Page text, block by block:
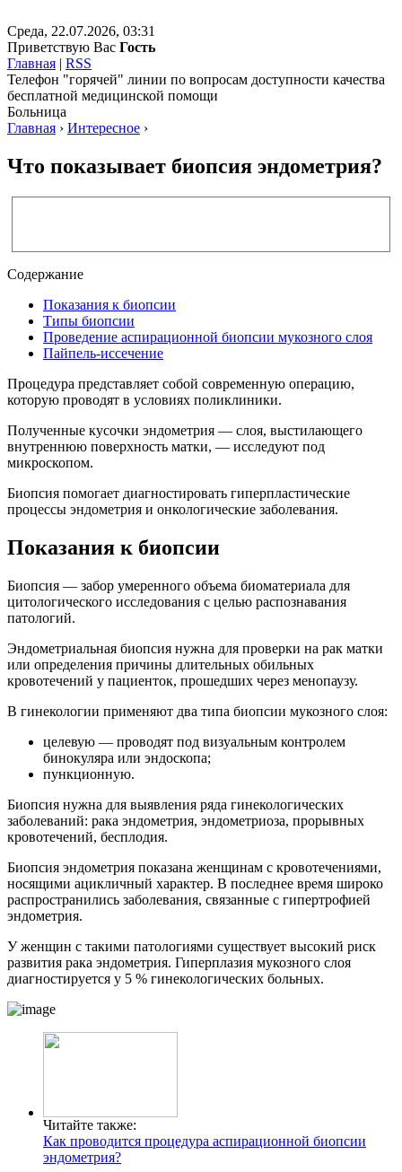
Среда, 22.07.2026, 03:31
Приветствую Вас Гость
Главная | RSS
Телефон "горячей" линии по вопросам доступности качества
бесплатной медицинской помощи
Больница
Главная › Интересное ›
Что показывает биопсия эндометрия?
Содержание
Показания к биопсии
Типы биопсии
Проведение аспирационной биопсии мукозного слоя
Пайпель-иссечение
Процедура представляет собой современную операцию,
которую проводят в условиях поликлиники.
Полученные кусочки эндометрия — слоя, выстилающего
внутреннюю поверхность матки, — исследуют под
микроскопом.
Биопсия помогает диагностировать гиперпластические
процессы эндометрия и онкологические заболевания.
Показания к биопсии
Биопсия — забор умеренного объема биоматериала для
цитологического исследования с целью распознавания
патологий.
Эндометриальная биопсия нужна для проверки на рак матки
или определения причины длительных обильных
кровотечений у пациенток, прошедших через менопаузу.
В гинекологии применяют два типа биопсии мукозного слоя:
целевую — проводят под визуальным контролем
бинокуляра или эндоскопа;
пункционную.
Биопсия нужна для выявления ряда гинекологических
заболеваний: рака эндометрия, эндометриоза, прорывных
кровотечений, бесплодия.
Биопсия эндометрия показана женщинам с кровотечениями,
носящими ацикличный характер. В последнее время широко
распространились заболевания, связанные с гипертрофией
эндометрия.
У женщин с такими патологиями существует высокий риск
развития рака эндометрия. Гиперплазия мукозного слоя
диагностируется у 5 % гинекологических больных.
Читайте также:
Как проводится процедура аспирационной биопсии
эндометрия?